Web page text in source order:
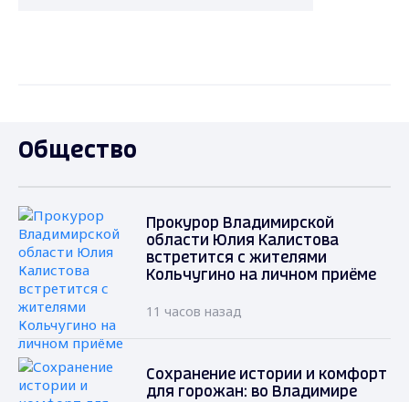
Общество
Прокурор Владимирской
области Юлия Калистова
встретится с жителями
Кольчугино на личном приёме
11 часов назад
Сохранение истории и комфорт
для горожан: во Владимире